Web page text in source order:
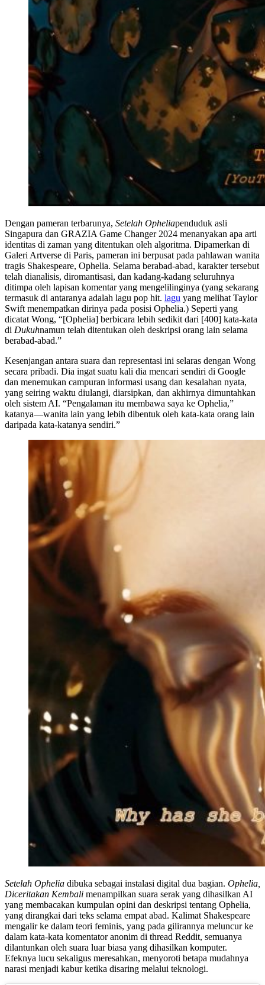
Dengan pameran terbarunya, Setelah Opheliapenduduk asli
Singapura dan GRAZIA Game Changer 2024 menanyakan apa arti
identitas di zaman yang ditentukan oleh algoritma. Dipamerkan di
Galeri Artverse di Paris, pameran ini berpusat pada pahlawan wanita
tragis Shakespeare, Ophelia. Selama berabad-abad, karakter tersebut
telah dianalisis, diromantisasi, dan kadang-kadang seluruhnya
ditimpa oleh lapisan komentar yang mengelilinginya (yang sekarang
termasuk di antaranya adalah lagu pop hit. lagu yang melihat Taylor
Swift menempatkan dirinya pada posisi Ophelia.) Seperti yang
dicatat Wong, “[Ophelia] berbicara lebih sedikit dari [400] kata-kata
di Dukuhnamun telah ditentukan oleh deskripsi orang lain selama
berabad-abad.”
Kesenjangan antara suara dan representasi ini selaras dengan Wong
secara pribadi. Dia ingat suatu kali dia mencari sendiri di Google
dan menemukan campuran informasi usang dan kesalahan nyata,
yang seiring waktu diulangi, diarsipkan, dan akhirnya dimuntahkan
oleh sistem AI. “Pengalaman itu membawa saya ke Ophelia,”
katanya—wanita lain yang lebih dibentuk oleh kata-kata orang lain
daripada kata-katanya sendiri.”
Setelah Ophelia dibuka sebagai instalasi digital dua bagian. Ophelia,
Diceritakan Kembali menampilkan suara serak yang dihasilkan AI
yang membacakan kumpulan opini dan deskripsi tentang Ophelia,
yang dirangkai dari teks selama empat abad. Kalimat Shakespeare
mengalir ke dalam teori feminis, yang pada gilirannya meluncur ke
dalam kata-kata komentator anonim di thread Reddit, semuanya
dilantunkan oleh suara luar biasa yang dihasilkan komputer.
Efeknya lucu sekaligus meresahkan, menyoroti betapa mudahnya
narasi menjadi kabur ketika disaring melalui teknologi.